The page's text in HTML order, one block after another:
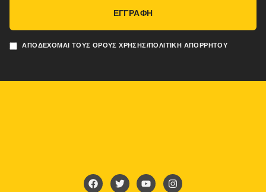
ΑΠΟΔΈΧΟΜΑΙ ΤΟΥΣ ΌΡΟΥΣ ΧΡΉΣΗΣ/ΠΟΛΙΤΙΚΉ ΑΠΟΡΡΉΤΟΥ
ΕΓΓΡΑΦΗ